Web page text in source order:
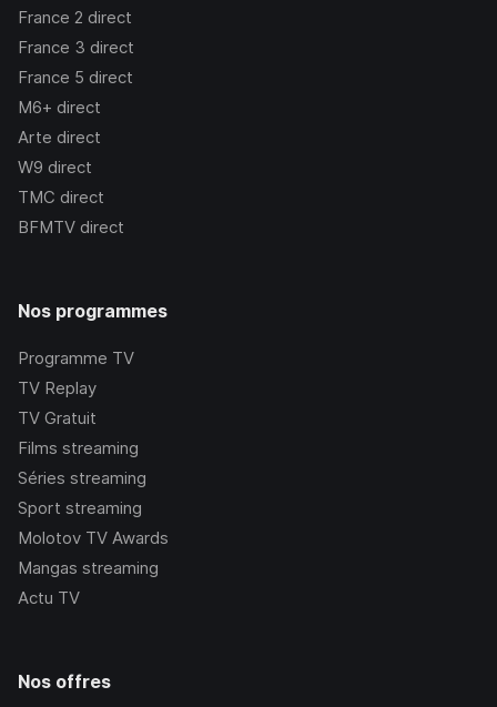
France 2 direct
France 3 direct
France 5 direct
M6+ direct
Arte direct
W9 direct
TMC direct
BFMTV direct
Nos programmes
Programme TV
TV Replay
TV Gratuit
Films streaming
Séries streaming
Sport streaming
Molotov TV Awards
Mangas streaming
Actu TV
Nos offres